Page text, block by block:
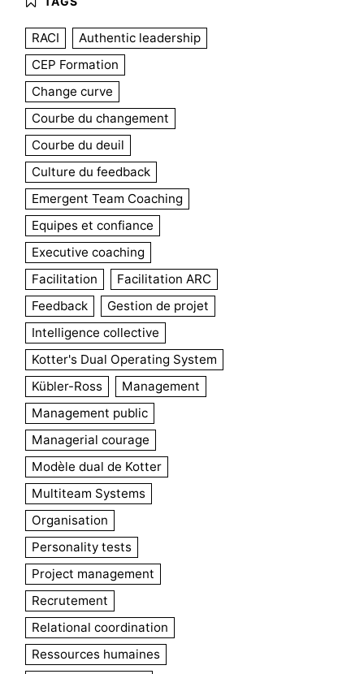
RACI
Authentic leadership
CEP Formation
Change curve
Courbe du changement
Courbe du deuil
Culture du feedback
Emergent Team Coaching
Equipes et confiance
Executive coaching
Facilitation
Facilitation ARC
Feedback
Gestion de projet
Intelligence collective
Kotter's Dual Operating System
Kübler-Ross
Management
Management public
Managerial courage
Modèle dual de Kotter
Multiteam Systems
Organisation
Personality tests
Project management
Recrutement
Relational coordination
Ressources humaines